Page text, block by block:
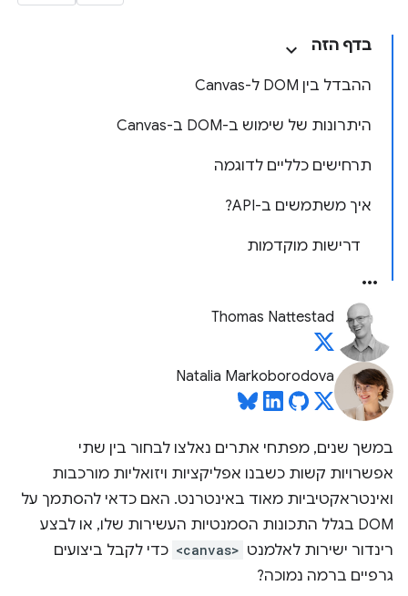
בדף הזה
ההבדל בין DOM ל-Canvas
היתרונות של שימוש ב-DOM ב-Canvas
תרחישים כלליים לדוגמה
איך משתמשים ב-API?
דרישות מוקדמות
Thomas Nattestad
Natalia Markoborodova
במשך שנים, מפתחי אתרים נאלצו לבחור בין שתי
אפשרויות קשות כשבנו אפליקציות ויזואליות מורכבות
ואינטראקטיביות מאוד באינטרנט. האם כדאי להסתמך על
DOM בגלל התכונות הסמנטיות העשירות שלו, או לבצע
רינדור ישירות לאלמנט <canvas> כדי לקבל ביצועים
גרפיים ברמה נמוכה?